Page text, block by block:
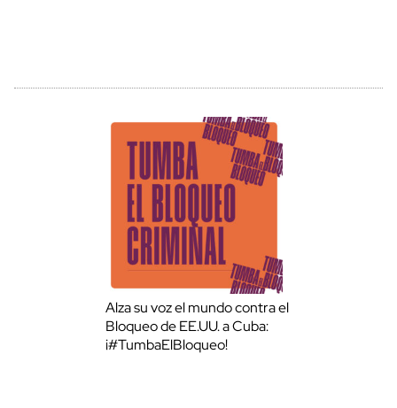
Alza su voz el mundo contra el
Bloqueo de EE.UU. a Cuba:
¡#TumbaElBloqueo!